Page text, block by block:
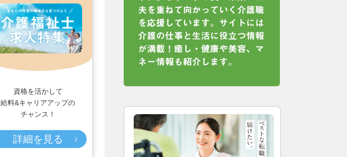
資格を活かして
給料&キャリアアップの
チャンス！
詳細を見る